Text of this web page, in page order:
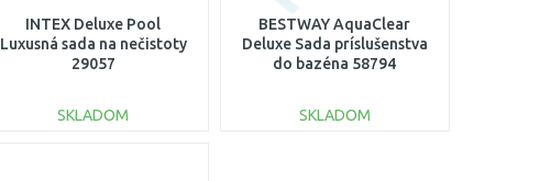
INTEX Deluxe Pool
Luxusná sada na nečistoty
29057
SKLADOM
BESTWAY AquaClear
Deluxe Sada príslušenstva
do bazéna 58794
SKLADOM